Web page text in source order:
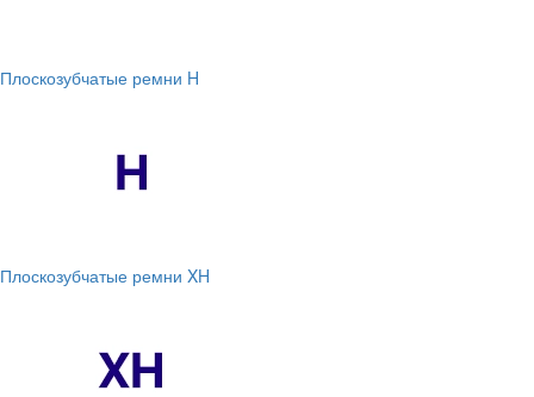
Плоскозубчатые ремни H
Плоскозубчатые ремни XH